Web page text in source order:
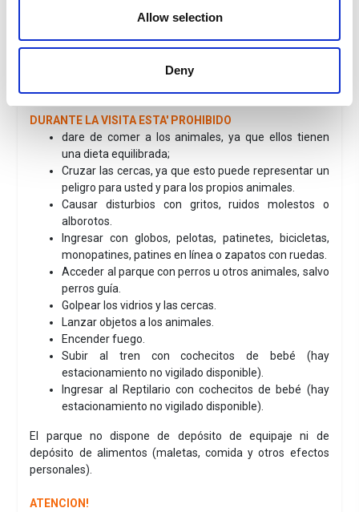
Allow selection
Deny
del horario de cierre del parque.
DURANTE LA VISITA ESTA' PROHIBIDO
dare de comer a los animales, ya que ellos tienen
una dieta equilibrada;
Cruzar las cercas, ya que esto puede representar un
peligro para usted y para los propios animales.
Causar disturbios con gritos, ruidos molestos o
alborotos.
Ingresar con globos, pelotas, patinetes, bicicletas,
monopatines, patines en línea o zapatos con ruedas.
Acceder al parque con perros u otros animales, salvo
perros guía.
Golpear los vidrios y las cercas.
Lanzar objetos a los animales.
Encender fuego.
Subir al tren con cochecitos de bebé (hay
estacionamiento no vigilado disponible).
Ingresar al Reptilario con cochecitos de bebé (hay
estacionamiento no vigilado disponible).
El parque no dispone de depósito de equipaje ni de
depósito de alimentos (maletas, comida y otros efectos
personales).
ATENCION!